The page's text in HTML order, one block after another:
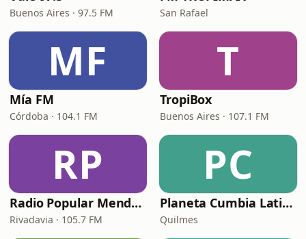
Buenos Aires · 97.5 FM San Rafael
MF
Mía FM
Córdoba · 104.1 FM
T
TropiBox
Buenos Aires · 107.1 FM
RP
Radio Popular Mendoza
Rivadavia · 105.7 FM
PC
Planeta Cumbia Latina
Quilmes